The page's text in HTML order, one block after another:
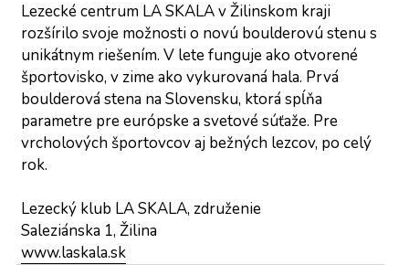
Lezecké centrum LA SKALA v Žilinskom kraji
rozšírilo svoje možnosti o novú boulderovú stenu s
unikátnym riešením. V lete funguje ako otvorené
športovisko, v zime ako vykurovaná hala. Prvá
boulderová stena na Slovensku, ktorá spĺňa
parametre pre európske a svetové súťaže. Pre
vrcholových športovcov aj bežných lezcov, po celý
rok.
Lezecký klub LA SKALA, združenie
Saleziánska 1, Žilina
www.laskala.sk